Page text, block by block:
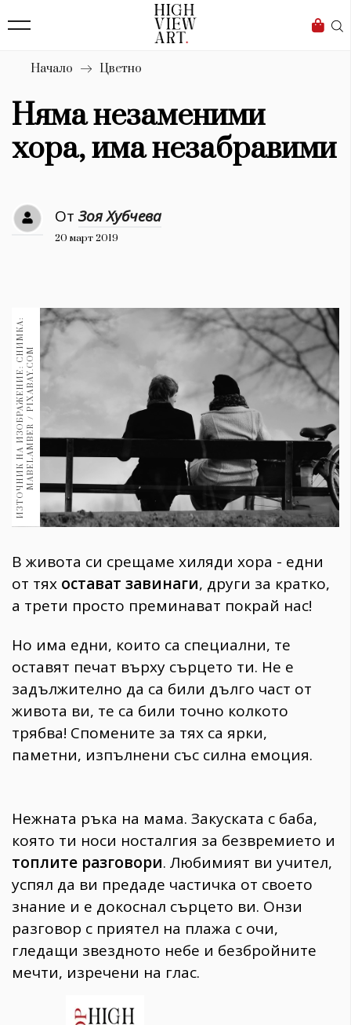
Бизнес
Мода
Dialogue
Изкуство
4340
Красота
777
Книги 1188
30+
Гурме
Пътувай
237
Здраве 389
382
Wellness
ПОСЛЕДВАЙТЕ
НИ
Начало Цветно
Няма незаменими
хора, има незабравими
От Зоя Хубчева
20 март 2019
И
З
Т
О
Ч
Н
И
К
Н
А
И
З
О
Б
Р
А
Ж
Е
Н
И
Е
:
С
Н
И
М
К
А
:
M
A
B
E
L
A
M
B
E
R
/
P
I
X
A
B
A
Y
.
C
OM
В живота си срещаме хиляди хора - едни
от тях остават завинаги, други за кратко,
а трети просто преминават покрай нас!
Но има едни, които са специални, те
оставят печат върху сърцето ти. Не е
задължително да са били дълго част от
живота ви, те са били точно колкото
трябва! Спомените за тях са ярки,
паметни, изпълнени със силна емоция.
Нежната ръка на мама. Закуската с баба,
която ти носи носталгия за безвремието и
топлите разговори. Любимият ви учител,
успял да ви предаде частичка от своето
знание и е докоснал сърцето ви. Онзи
разговор с приятел на плажа с очи,
гледащи звездното небе и безбройните
мечти, изречени на глас.